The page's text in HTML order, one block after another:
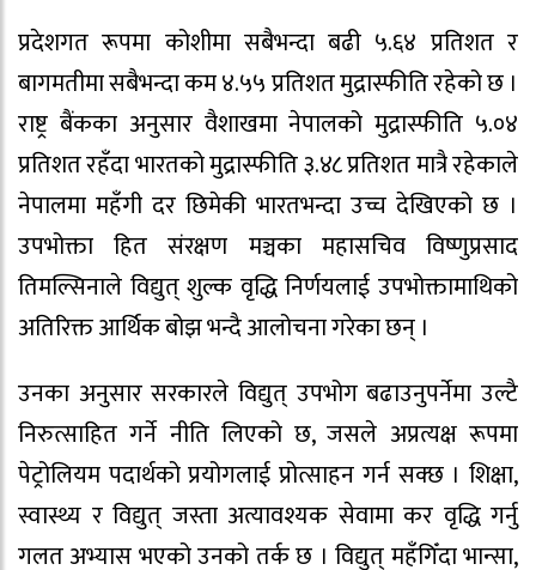
प्रदेशगत रूपमा कोशीमा सबैभन्दा बढी ५.६४ प्रतिशत र
बागमतीमा सबैभन्दा कम ४.५५ प्रतिशत मुद्रास्फीति रहेको छ ।
राष्ट्र बैंकका अनुसार वैशाखमा नेपालको मुद्रास्फीति ५.०४
प्रतिशत रहँदा भारतको मुद्रास्फीति ३.४८ प्रतिशत मात्रै रहेकाले
नेपालमा महँगी दर छिमेकी भारतभन्दा उच्च देखिएको छ ।
उपभोक्ता हित संरक्षण मञ्चका महासचिव विष्णुप्रसाद
तिमल्सिनाले विद्युत् शुल्क वृद्धि निर्णयलाई उपभोक्तामाथिको
अतिरिक्त आर्थिक बोझ भन्दै आलोचना गरेका छन् ।
उनका अनुसार सरकारले विद्युत् उपभोग बढाउनुपर्नेमा उल्टै
निरुत्साहित गर्ने नीति लिएको छ, जसले अप्रत्यक्ष रूपमा
पेट्रोलियम पदार्थको प्रयोगलाई प्रोत्साहन गर्न सक्छ । शिक्षा,
स्वास्थ्य र विद्युत् जस्ता अत्यावश्यक सेवामा कर वृद्धि गर्नु
गलत अभ्यास भएको उनको तर्क छ । विद्युत् महँगिँदा भान्सा,